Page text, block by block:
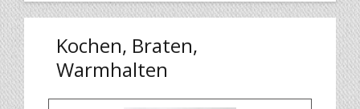
Kochen, Braten,
Warmhalten